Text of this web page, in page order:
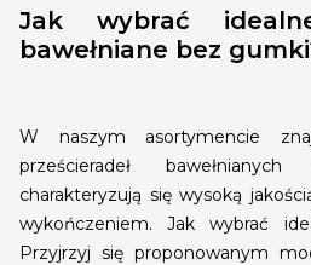
Jak wybrać
bawełniane bez
W naszym asortymencie
prześcieradeł
charakteryzują się wysoką
wykończeniem. Jak wybrać
Przyjrzyj się proponowanym